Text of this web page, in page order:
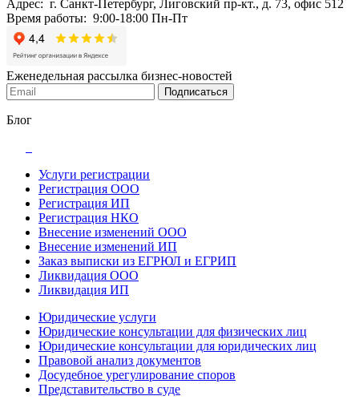
Адрес: г. Санкт-Петербург, Лиговский пр-кт., д. 73, офис 512
Время работы: 9:00-18:00 Пн-Пт
Еженедельная рассылка бизнес-новостей
Подписаться
Блог
Услуги регистрации
Регистрация ООО
Регистрация ИП
Регистрация НКО
Внесение изменений ООО
Внесение изменений ИП
Заказ выписки из ЕГРЮЛ и ЕГРИП
Ликвидация ООО
Ликвидация ИП
Юридические услуги
Юридические консультации для физических лиц
Юридические консультации для юридических лиц
Правовой анализ документов
Досудебное урегулирование споров
Представительство в суде